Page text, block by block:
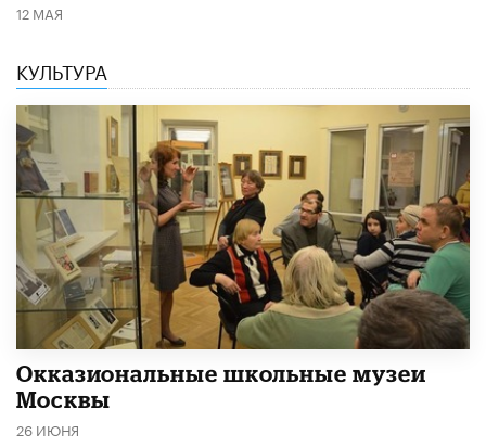
12 МАЯ
КУЛЬТУРА
​Окказиональные школьные музеи
Москвы
26 ИЮНЯ